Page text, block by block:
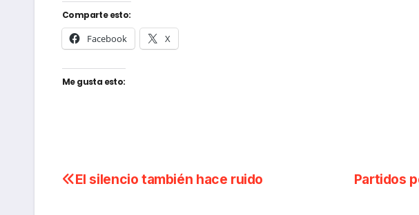
Comparte esto:
Facebook X
Me gusta esto:
Navegación
Partidos
El silencio también hace ruido